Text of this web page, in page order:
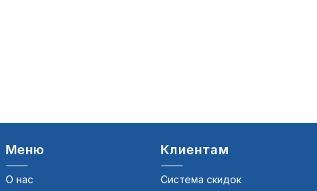
Меню
О нас
Клиентам
Система скидок